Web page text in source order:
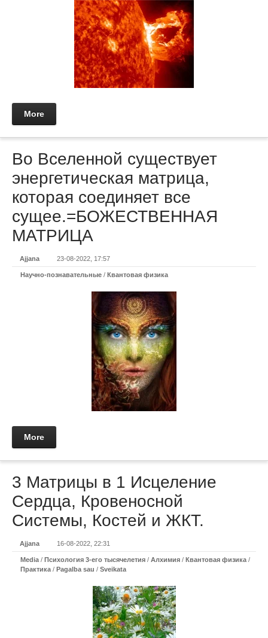
More
Во Вселенной существует
энергетическая матрица,
которая соединяет все
сущее.=БОЖЕСТВЕННАЯ
МАТРИЦА
Ajjana 23-08-2022, 17:57
Научно-познавательные / Квантовая физика
More
3 Матрицы в 1 Исцеление
Сердца, Кровеносной
Системы, Костей и ЖКТ.
Ajjana 16-08-2022, 22:31
Media / Психология 3-его тысячелетия / Алхимия / Квантовая физика /
Практикa / Pagalba sau / Sveikata